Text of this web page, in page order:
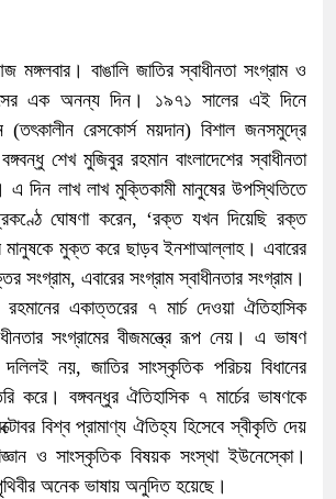
মঙ্গলবার। বাঙালি জাতির স্বাধীনতা সংগ্রাম ও
এক অনন্য দিন। ১৯৭১ সালের এই দিনে
(তৎকালীন রেসকোর্স ময়দান) বিশাল জনসমুদ্রে
শেখ মুজিবুর রহমান বাংলাদেশের স্বাধীনতা
এ দিন লাখ লাখ মুক্তিকামী মানুষের উপস্থিতিতে
ঘোষণা করেন, ‘রক্ত যখন দিয়েছি রক্ত
মুক্ত করে ছাড়ব ইনশাআল্লাহ। এবারের
সংগ্রাম, এবারের সংগ্রাম স্বাধীনতার সংগ্রাম।
একাত্তরের ৭ মার্চ দেওয়া ঐতিহাসিক
সংগ্রামের বীজমন্ত্রে রূপ নেয়। এ ভাষণ
নয়, জাতির সাংস্কৃতিক পরিচয় বিধানের
করে। বঙ্গবন্ধুর ঐতিহাসিক ৭ মার্চের ভাষণকে
বিশ্ব প্রামাণ্য ঐতিহ্য হিসেবে স্বীকৃতি দেয়
ও সাংস্কৃতিক বিষয়ক সংস্থা ইউনেস্কো।
অনেক ভাষায় অনুদিত হয়েছে।